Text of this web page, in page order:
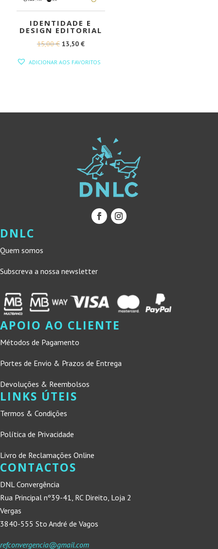
IDENTIDADE E
DESIGN EDITORIAL
15,00€ O
13,50 €O
ADICIONAR AOS FAVORITOS
DNLC
Quem somos
Subscreva a nossa newsletter
APOIO AO CLIENTE
Métodos de Pagamento
Portes de Envio & Prazos de Entrega
Devoluções & Reembolsos
LINKS ÚTEIS
Termos & Condições
Política de Privacidade
Livro de Reclamações Online
CONTACTOS
DNL Convergência
Rua Principal nº39-41, RC Direito, Loja 2
Vergas
3840-555 Sto André de Vagos
refconvergencia@gmail.com